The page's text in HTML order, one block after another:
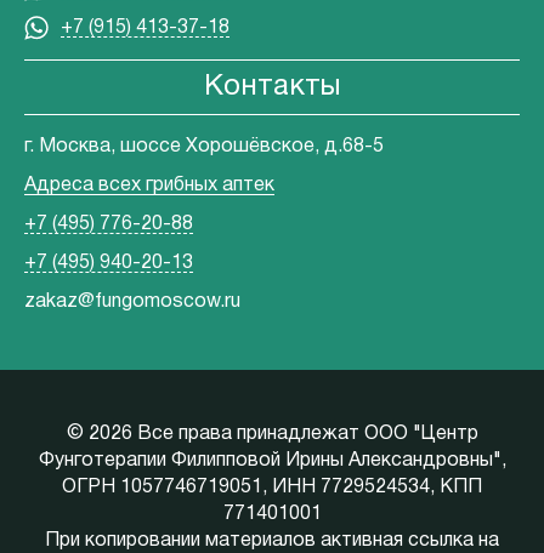
+7 (915) 413-37-18
Контакты
г. Москва, шоссе Хорошёвское, д.68-5
Адреса всех грибных аптек
+7 (495) 776-20-88
+7 (495) 940-20-13
zakaz@fungomoscow.ru
© 2026 Все права принадлежат ООО "Центр
Фунготерапии Филипповой Ирины Александровны",
ОГРН 1057746719051, ИНН 7729524534, КПП
771401001
При копировании материалов активная ссылка на